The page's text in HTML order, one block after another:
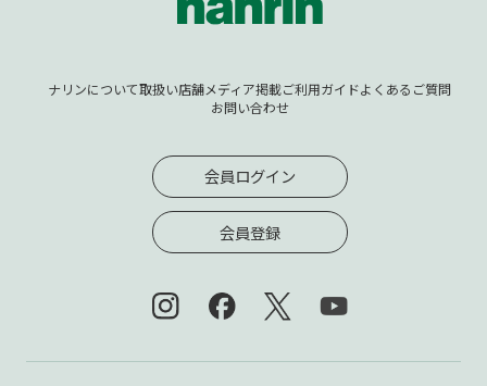
ナリンについて取扱い店舗メディア掲載ご利用ガイドよくあるご質問
お問い合わせ
会員ログイン
会員登録